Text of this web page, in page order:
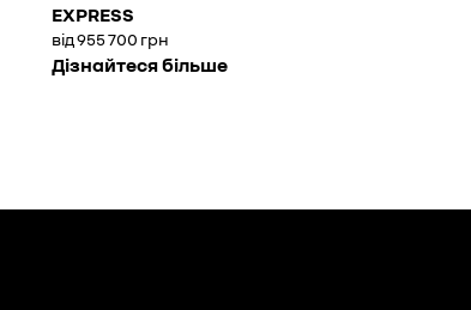
EXPRESS
від 955 700 грн
Дізнайтеся більше